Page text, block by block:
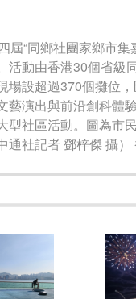
屆“同鄉社團家鄉市集
活動由香港30個省級
場設超過370個攤位
藝演出與前沿創科體
型社區活動。圖為市
通社記者 鄧梓傑 攝